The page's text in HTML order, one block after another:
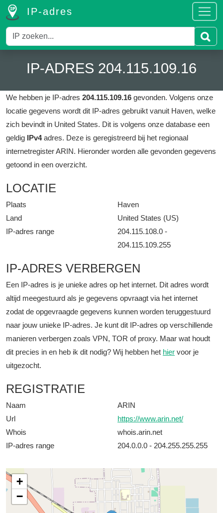
IP-adres
IP-ADRES 204.115.109.16
We hebben je IP-adres 204.115.109.16 gevonden. Volgens onze
locatie gegevens wordt dit IP-adres gebruikt vanuit Haven, welke
zich bevindt in United States. Dit is volgens onze database een
geldig IPv4adres. Deze is geregistreerd bij het regionaal
internetregister ARIN. Hieronder worden alle gevonden gegevens
getoond in een overzicht.
LOCATIE
Plaats
Haven
Land
United States (US)
IP-adres range
204.115.108.0 -
204.115.109.255
IP-ADRES VERBERGEN
Een IP-adres is je unieke adres op het internet. Dit adres wordt
altijd meegestuurd als je gegevens opvraagt via het internet
zodat de opgevraagde gegevens kunnen worden teruggestuurd
naar jouw unieke IP-adres. Je kunt dit IP-adres op verschillende
manieren verbergen zoals VPN, TOR of proxy. Maar wat houdt
dit precies in en heb ik dit nodig? Wij hebben het hier voor je
uitgezocht.
REGISTRATIE
Naam
ARIN
Url
https://www.arin.net/
Whois
whois.arin.net
IP-adres range
204.0.0.0 - 204.255.255.255
+
−